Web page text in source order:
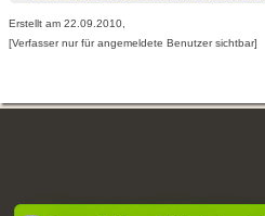
Erstellt am 22.09.2010,
[Verfasser nur für angemeldete Benutzer sichtbar]